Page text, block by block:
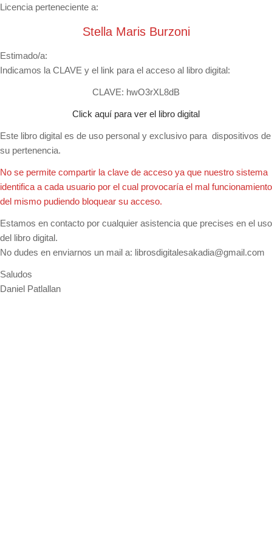
Licencia perteneciente a:
Stella Maris Burzoni
Estimado/a:
Indicamos la CLAVE y el link para el acceso al libro digital:
CLAVE: hwO3rXL8dB
Click aquí para ver el libro digital
Este libro digital es de uso personal y exclusivo para dispositivos de
su pertenencia.
No se permite compartir la clave de acceso ya que nuestro sistema
identifica a cada usuario por el cual provocaría el mal funcionamiento
del mismo pudiendo bloquear su acceso.
Estamos en contacto por cualquier asistencia que precises en el uso
del libro digital.
No dudes en enviarnos un mail a: librosdigitalesakadia@gmail.com
Saludos
Daniel Patlallan